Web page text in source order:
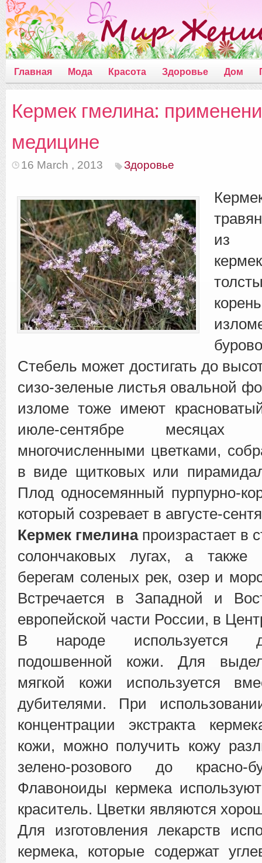
Главная Мода Красота Здоровье Дом
Кермек гмелина:
медицине
16 March , 2013 Здоровье
из
Стебель может достигать до
сизо-зеленые листья овальной
изломе тоже имеют
июле-сентябре
многочисленными цветками,
в виде щитковых или
Плод односемянный пурпурно-
который созревает в августе-
Кермек гмелинапроизрастает в
солончаковых лугах, а также
берегам соленых рек, озер и
Встречается в Западной и
европейской части России, в
В народе используется
подошвенной кожи. Для
мягкой кожи используется
дубителями. При
концентрации экстракта
кожи, можно получить кожу
зелено-розового до красно-
Флавоноиды кермека
краситель. Цветки являются
Для изготовления лекарств
кермека, которые содержат